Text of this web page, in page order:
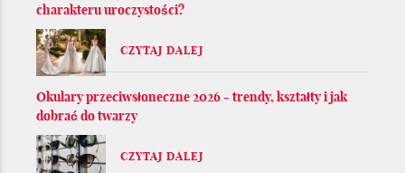
charakteru uroczystości?
CZYTAJ DALEJ
Okulary przeciwsłoneczne 2026 - trendy, kształty i jak
dobrać do twarzy
CZYTAJ DALEJ